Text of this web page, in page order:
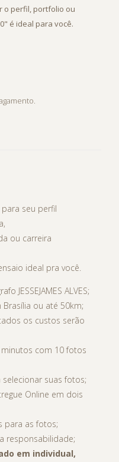
o perfil, portfolio ou
é ideal para você.
seu perfil
ou carreira
ideal pra você.
JESSEJAMES ALVES;
ou até 50km;
os custos serão
com 10 fotos
suas fotos;
Online em dois
para as fotos;
responsabilidade;
em individual,